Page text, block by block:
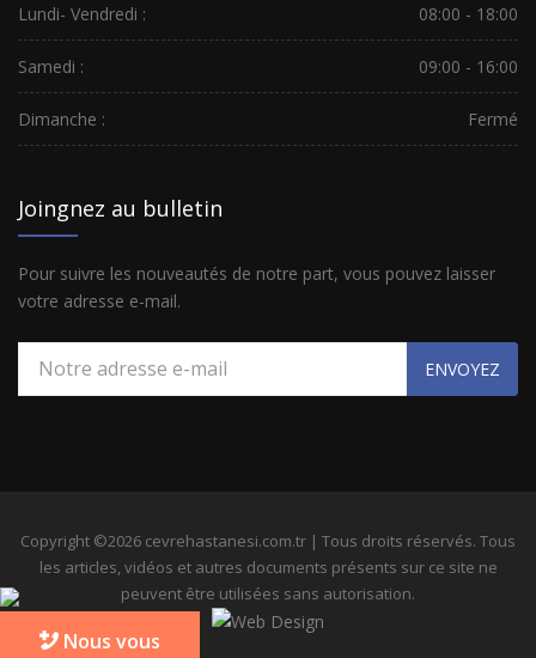
Lundi- Vendredi : 08:00 - 18:00
Samedi : 09:00 - 16:00
Dimanche : Fermé
Joingnez au bulletin
Pour suivre les nouveautés de notre part, vous pouvez laisser
votre adresse e-mail.
ENVOYEZ
Copyright ©2026 cevrehastanesi.com.tr | Tous droits réservés. Tous
les articles, vidéos et autres documents présents sur ce site ne
peuvent être utilisées sans autorisation.
Nous vous